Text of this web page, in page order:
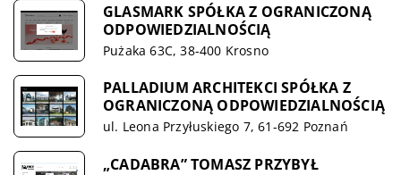
GLASMARK SPÓŁKA Z OGRANICZONĄ
ODPOWIEDZIALNOŚCIĄ
Pużaka 63C, 38-400 Krosno
PALLADIUM ARCHITEKCI SPÓŁKA Z
OGRANICZONĄ ODPOWIEDZIALNOŚCIĄ
ul. Leona Przyłuskiego 7, 61-692 Poznań
„CADABRA” TOMASZ PRZYBYŁ